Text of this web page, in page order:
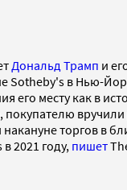
Дональд Трамп и
Sotheby's в Нью-
его месту как в
торгов в
2021 году, пишет